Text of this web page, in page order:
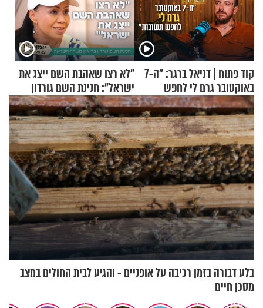
קוד פתוח | דניאל ברגר: "ה-7
באוקטובר גרם לי לחפש
תשובות"
"לא רצו שאהבת השם ייצג את
ישראל": חנינת השם גורדון
בריאיון מעורר השראה
בלע דבורה בזמן רכיבה על אופניים - והגיע לבית החולים במצב
מסכן חיים